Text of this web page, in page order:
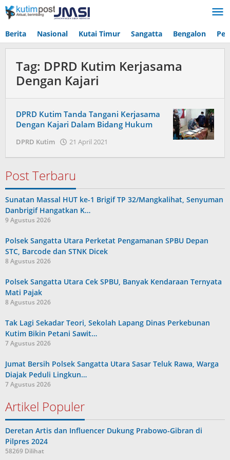
Lewati
ke
Berita Nasional Kutai Timur Sangatta Bengalon
Tag: DPRD Kutim Kerjasama
Dengan Kajari
DPRD Kutim Tanda Tangani Kerjasama
Dengan Kajari Dalam Bidang Hukum
DPRD Kutim 21 April 2021
Post Terbaru
Sunatan Massal HUT ke-1 Brigif TP 32/Mangkalihat, Senyuman
Danbrigif Hangatkan K…
9 Agustus 2026
Polsek Sangatta Utara Perketat Pengamanan SPBU Depan
STC, Barcode dan STNK Dicek
8 Agustus 2026
Polsek Sangatta Utara Cek SPBU, Banyak Kendaraan Ternyata
Mati Pajak
8 Agustus 2026
Tak Lagi Sekadar Teori, Sekolah Lapang Dinas Perkebunan
Kutim Bikin Petani Sawit…
7 Agustus 2026
Jumat Bersih Polsek Sangatta Utara Sasar Teluk Rawa, Warga
Diajak Peduli Lingkun…
7 Agustus 2026
Artikel Populer
Deretan Artis dan Influencer Dukung Prabowo-Gibran di
Pilpres 2024
58269 Dilihat